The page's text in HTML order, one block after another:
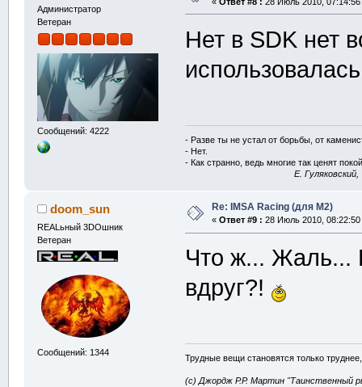
Администратор
Ветеран
Сообщений: 4222
Нет в SDK нет
- Разве ты не устал от борьбы, от
- Нет.
- Как странно, ведь многие так ценят
E.
doom_sun
REALьный 3DOшник
Ветеран
Сообщений: 1344
Re: IMSA Racing (для M2)
« Ответ #9 : 28 Июль 2010, 08:22:50
Что ж... Жаль...
вдруг?!
Трудные вещи становятся только
(с) Джордж Р.Р. Мартин "Таинственный